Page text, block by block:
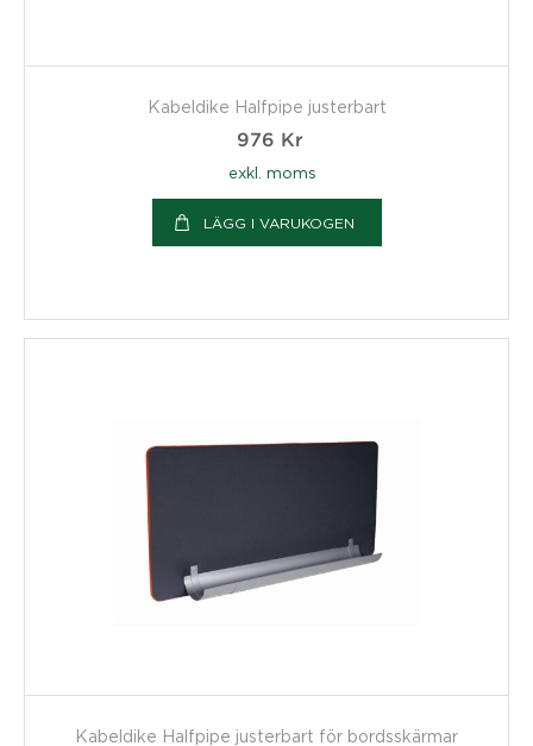
Kabeldike Halfpipe justerbart
976 Kr
exkl. moms
LÄGG I VARUKOGEN
Kabeldike Halfpipe justerbart för bordsskärmar